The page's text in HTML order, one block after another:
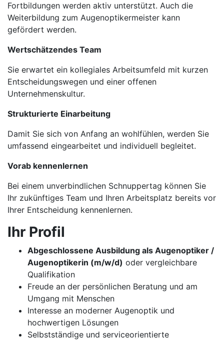
Fortbildungen werden aktiv unterstützt. Auch die
Weiterbildung zum Augenoptikermeister kann
gefördert werden.
Wertschätzendes Team
Sie erwartet ein kollegiales Arbeitsumfeld mit kurzen
Entscheidungswegen und einer offenen
Unternehmenskultur.
Strukturierte Einarbeitung
Damit Sie sich von Anfang an wohlfühlen, werden Sie
umfassend eingearbeitet und individuell begleitet.
Vorab kennenlernen
Bei einem unverbindlichen Schnuppertag können Sie
Ihr zukünftiges Team und Ihren Arbeitsplatz bereits vor
Ihrer Entscheidung kennenlernen.
Ihr Profil
Abgeschlossene Ausbildung als Augenoptiker /
Augenoptikerin (m/w/d) oder vergleichbare
Qualifikation
Freude an der persönlichen Beratung und am
Umgang mit Menschen
Interesse an moderner Augenoptik und
hochwertigen Lösungen
Selbstständige und serviceorientierte